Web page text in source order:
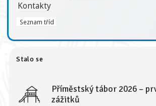
Kontakty
Seznam tříd
Stalo se
Příměstský tábor 2026 –
zážitků